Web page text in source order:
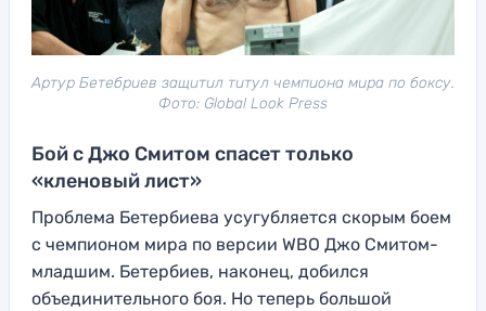
Артур Бетебриев защитил титул чемпиона мира по боксу.
Фото: Global Look Press
Бой с Джо Смитом спасет только
«кленовый лист»
Проблема Бетербиева усугубляется скорым боем
с чемпионом мира по версии WBO Джо Смитом-
младшим. Бетербиев, наконец, добился
объединительного боя. Но теперь большой